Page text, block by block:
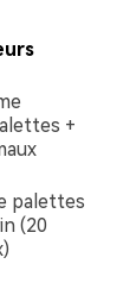
+
palettes
(20